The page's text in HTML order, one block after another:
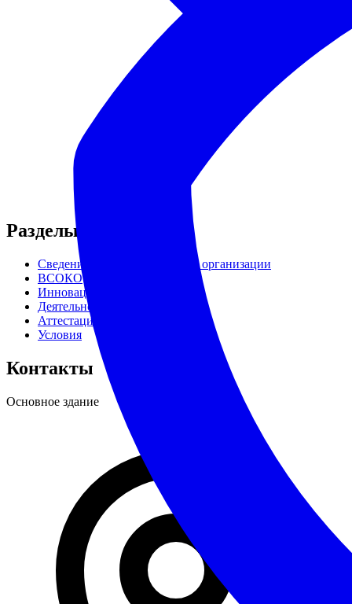
Разделы сайта
Сведения об образовательной организации
ВСОКО
Инновации
Деятельность
Аттестация
Условия
Контакты
Основное здание